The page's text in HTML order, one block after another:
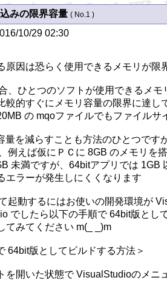
みの限界容量 ( No.1 )
10/29 02:30
原因は恐らく使用できるメモリが限
、ひとつのソフトが使用できるメ
較的すぐにメモリ容量の限界に達
の mqoファイルでもファイル
量を減らすことも方法のひとつで
例えば仮にＰＣに 8GB のメモリを
未満ですが、64bitアプリでは
エラーが発生しにくくなります
起動するにはお使いの開発環境が
でしたら以下の手順で 64bit版とし
てみてください m(_ _)m
64bit版としてビルドする方法＞
開いた状態で VisualStudioのメニ